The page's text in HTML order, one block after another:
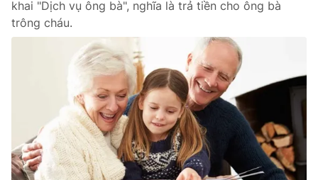
Liên hệ quảng cáo:
khai "Dịch vụ ông bà", nghĩa là trả tiền cho ông bà
trông cháu.